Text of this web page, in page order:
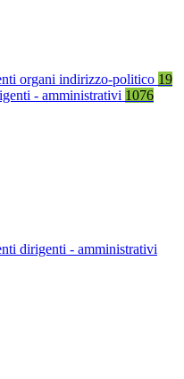
organi indirizzo-politico 19
- amministrativi 1076
dirigenti - amministrativi